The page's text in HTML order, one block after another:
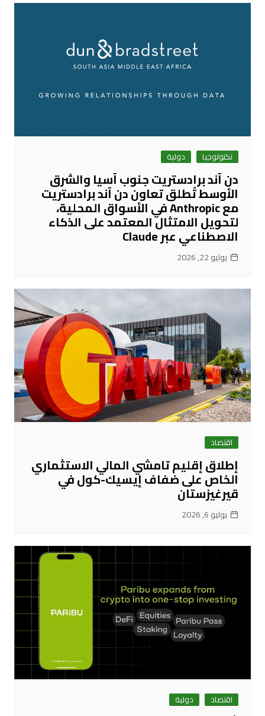
تكنولوجيا دولية
دن آند برادستريت جنوب آسيا والشرق
الأوسط تُطلق تعاون دن آند برادستريت
مع Anthropic في الأسواق المحلية،
لتحويل الامتثال المعتمد على الذكاء
الاصطناعي عبر Claude
يوليو 22, 2026
اقتصاد
إطلاق إقليم تامشي المالي الاستثماري
الخاص على ضفاف إيسيك-كول في
قيرغيزستان
يوليو 6, 2026
اقتصاد دولية